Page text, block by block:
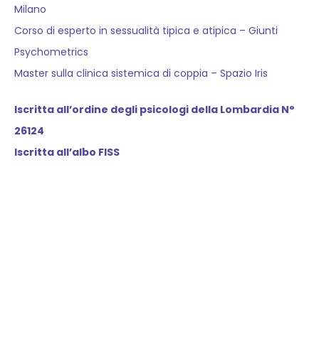
Milano
Corso di esperto in sessualità tipica e atipica – Giunti
Psychometrics
Master sulla clinica sistemica di coppia – Spazio Iris
Iscritta all’ordine degli psicologi della Lombardia N°
26124
Iscritta all’albo FISS